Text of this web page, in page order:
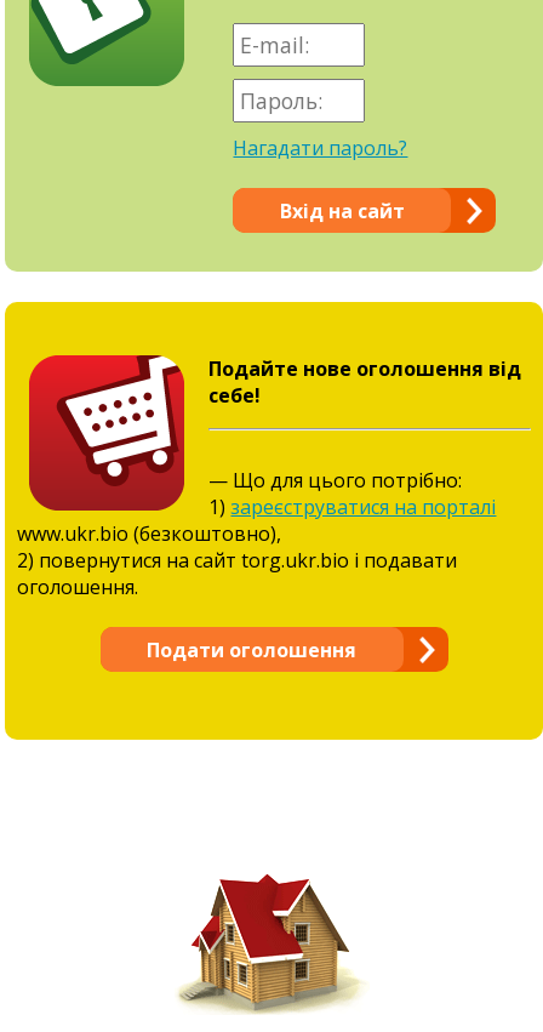
Нагадати пароль?
Вхід на сайт
Подайте нове оголошення від
себе!
— Що для цього потрібно:
1)зареєструватися на порталі
www.ukr.bio (безкоштовно),
2) повернутися на сайт torg.ukr.bio і подавати
оголошення.
Подати оголошення